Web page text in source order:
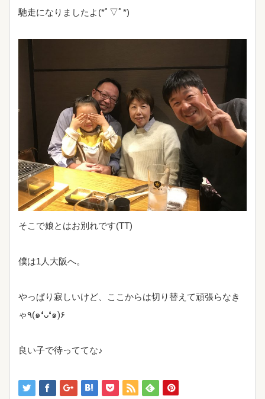
馳走になりましたよ(*ﾟ▽ﾟ*)
そこで娘とはお別れです(TT)
僕は1人大阪へ。
やっぱり寂しいけど、ここからは切り替えて頑張らなき
ゃ٩(๑❛ᴗ❛๑)۶
良い子で待っててな♪